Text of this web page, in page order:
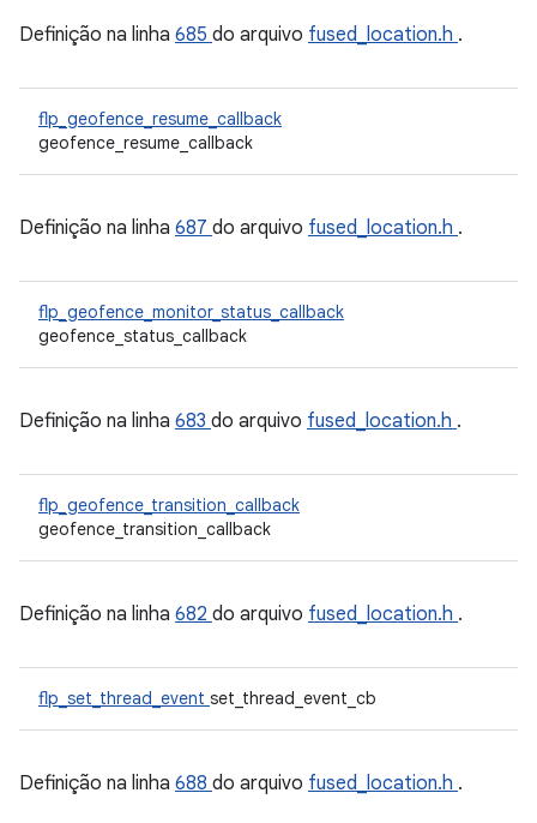
Definição na linha 685 do arquivo fused_location.h .
flp_geofence_resume_callback
geofence_resume_callback
Definição na linha 687 do arquivo fused_location.h .
flp_geofence_monitor_status_callback
geofence_status_callback
Definição na linha 683 do arquivo fused_location.h .
flp_geofence_transition_callback
geofence_transition_callback
Definição na linha 682 do arquivo fused_location.h .
flp_set_thread_event set_thread_event_cb
Definição na linha 688 do arquivo fused_location.h .